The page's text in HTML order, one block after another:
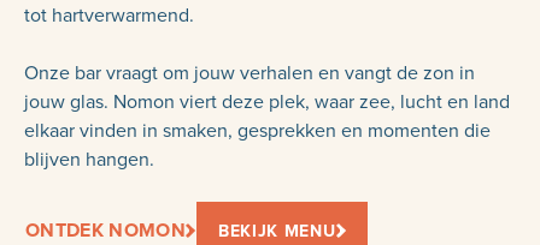
tot hartverwarmend.
Onze bar vraagt om jouw verhalen en vangt de zon in
jouw glas. Nomon viert deze plek, waar zee, lucht en land
elkaar vinden in smaken, gesprekken en momenten die
blijven hangen.
ONTDEK NOMON BEKIJK MENU